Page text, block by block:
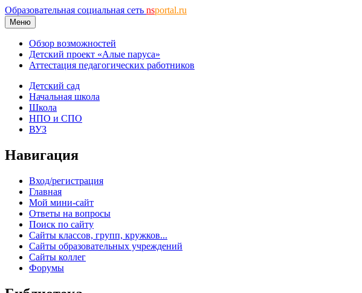
Образовательная социальная сеть nsportal.ru
Меню
Обзор возможностей
Детский проект «Алые паруса»
Аттестация педагогических работников
Детский сад
Начальная школа
Школа
НПО и СПО
ВУЗ
Навигация
Вход/регистрация
Главная
Мой мини-сайт
Ответы на вопросы
Поиск по сайту
Сайты классов, групп, кружков...
Сайты образовательных учреждений
Сайты коллег
Форумы